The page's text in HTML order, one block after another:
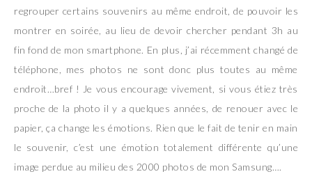
regrouper certains souvenirs au même endroit, de pouvoir les
montrer en soirée, au lieu de devoir chercher pendant 3h au
fin fond de mon smartphone. En plus, j’ai récemment changé de
téléphone, mes photos ne sont donc plus toutes au même
endroit…bref ! Je vous encourage vivement, si vous étiez très
proche de la photo il y a quelques années, de renouer avec le
papier, ça change les émotions. Rien que le fait de tenir en main
le souvenir, c’est une émotion totalement différente qu’une
image perdue au milieu des 2000 photos de mon Samsung….